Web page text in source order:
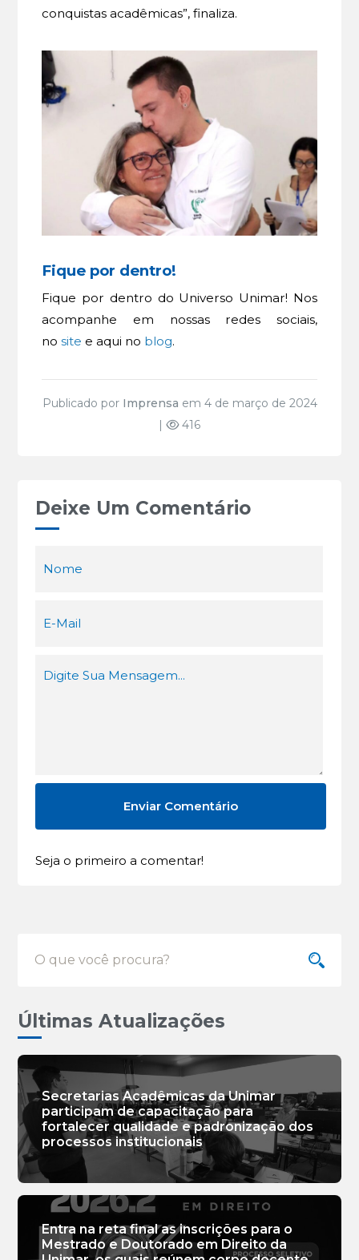
conquistas acadêmicas”, finaliza.
Fique por dentro!
Fique por dentro do Universo Unimar! Nos
acompanhe em nossas redes sociais,
nosite e aqui no blog.
Publicado por Imprensa em 4 de março de 2024
|
416
Deixe Um Comentário
Seja o primeiro a comentar!
Últimas Atualizações
Secretarias Acadêmicas da Unimar
participam de capacitação para
fortalecer qualidade e padronização dos
processos institucionais
Entra na reta final as inscrições para o
Mestrado e Doutorado em Direito da